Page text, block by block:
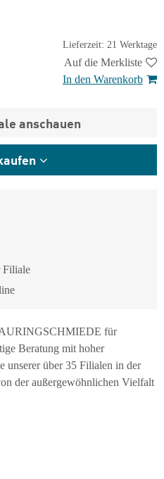
Lieferzeit: 21 Werktage
Auf die Merkliste
In den Warenkorb
anschauen
Filiale
für
Beratung mit hoher
unserer über 35 Filialen in der
der außergewöhnlichen Vielfalt